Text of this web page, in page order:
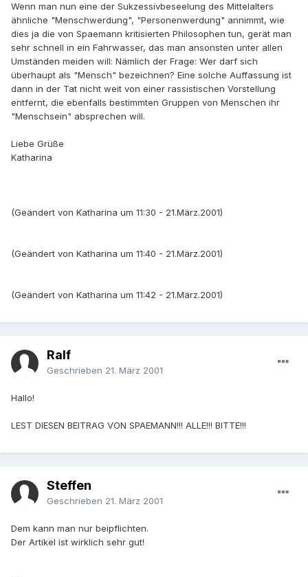
Wenn man nun eine der Sukzessivbeseelung des Mittelalters
ähnliche "Menschwerdung", "Personenwerdung" annimmt, wie
dies ja die von Spaemann kritisierten Philosophen tun, gerät man
sehr schnell in ein Fahrwasser, das man ansonsten unter allen
Umständen meiden will: Nämlich der Frage: Wer darf sich
überhaupt als "Mensch" bezeichnen? Eine solche Auffassung ist
dann in der Tat nicht weit von einer rassistischen Vorstellung
entfernt, die ebenfalls bestimmten Gruppen von Menschen ihr
"Menschsein" absprechen will.
Liebe Grüße
Katharina
(Geändert von Katharina um 11:30 - 21.März.2001)
(Geändert von Katharina um 11:40 - 21.März.2001)
(Geändert von Katharina um 11:42 - 21.März.2001)
Ralf
Geschrieben 21. März 2001
Hallo!
LEST DIESEN BEITRAG VON SPAEMANN!!! ALLE!!! BITTE!!!
Steffen
Geschrieben 21. März 2001
Dem kann man nur beipflichten.
Der Artikel ist wirklich sehr gut!